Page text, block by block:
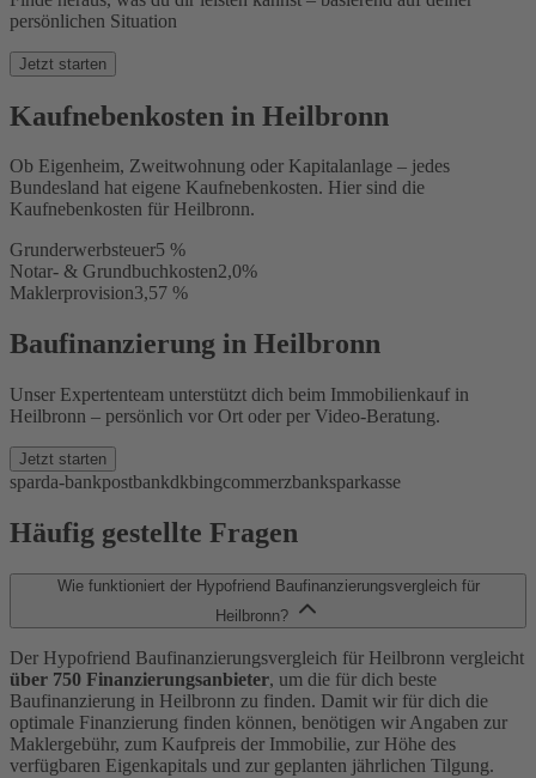
persönlichen Situation
Jetzt starten
Kaufnebenkosten in Heilbronn
Ob Eigenheim, Zweitwohnung oder Kapitalanlage – jedes
Bundesland hat eigene Kaufnebenkosten. Hier sind die
Kaufnebenkosten für Heilbronn.
Grunderwerbsteuer5 %
Notar- & Grundbuchkosten2,0%
Maklerprovision3,57 %
Baufinanzierung in Heilbronn
Unser Expertenteam unterstützt dich beim Immobilienkauf in
Heilbronn – persönlich vor Ort oder per Video-Beratung.
Jetzt starten
sparda-bankpostbankdkbingcommerzbanksparkasse
Häufig gestellte Fragen
Wie funktioniert der Hypofriend Baufinanzierungsvergleich für
Heilbronn?
Der Hypofriend Baufinanzierungsvergleich für Heilbronn vergleicht
über 750 Finanzierungsanbieter, um die für dich beste
Baufinanzierung in Heilbronn zu finden. Damit wir für dich die
optimale Finanzierung finden können, benötigen wir Angaben zur
Maklergebühr, zum Kaufpreis der Immobilie, zur Höhe des
verfügbaren Eigenkapitals und zur geplanten jährlichen Tilgung.